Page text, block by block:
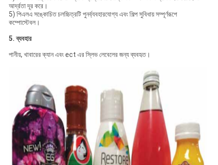
আর্দ্রতা দূর করে।
5) পিএলএ সঙ্কোচিত চলচ্চিত্রটি পুনর্ব্যবহারযোগ্য এবং শিল্প সুবিধায় সম্পূর্ণরূপে
কম্পোস্টেবল।
5. ব্যবহার
পানীয়, খাবারের ক্যান এবং ect এর স্লিভ লেবেলের জন্য ব্যবহৃত।